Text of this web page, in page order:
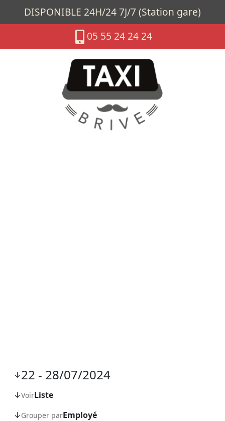
DISPONIBLE 24H/24 7J/7 (Station gare)
05 55 24 24 24
↓22 - 28/07/2024
↓VoirListe
↓Grouper parEmployé